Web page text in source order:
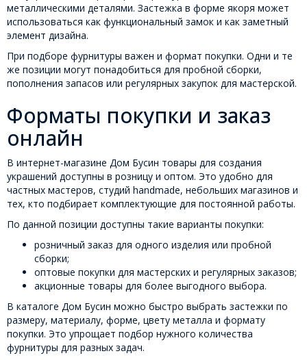
металлическими деталями. Застежка в форме якоря может
использоваться как функциональный замок и как заметный
элемент дизайна.
При подборе фурнитуры важен и формат покупки. Одни и те
же позиции могут понадобиться для пробной сборки,
пополнения запасов или регулярных закупок для мастерской.
Форматы покупки и заказ
онлайн
В интернет-магазине Дом Бусин товары для создания
украшений доступны в розницу и оптом. Это удобно для
частных мастеров, студий handmade, небольших магазинов и
тех, кто подбирает комплектующие для постоянной работы.
По данной позиции доступны такие варианты покупки:
розничный заказ для одного изделия или пробной
сборки;
оптовые покупки для мастерских и регулярных заказов;
акционные товары для более выгодного выбора.
В каталоге Дом Бусин можно быстро выбрать застежки по
размеру, материалу, форме, цвету металла и формату
покупки. Это упрощает подбор нужного количества
фурнитуры для разных задач.